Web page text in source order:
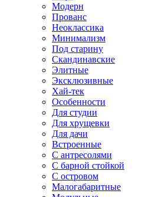
Модерн
Прованс
Неоклассика
Минимализм
Под старину
Скандинавские
Элитные
Эксклюзивные
Хай-тек
Особенности
Для студии
Для хрущевки
Для дачи
Встроенные
С антресолями
С барной стойкой
С островом
Малогабаритные